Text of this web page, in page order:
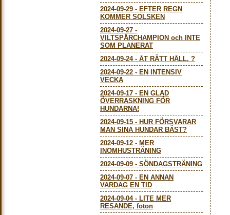
2024-09-29 - EFTER REGN
KOMMER SOLSKEN
2024-09-27 -
VILTSPÅRCHAMPION och INTE
SOM PLANERAT
2024-09-24- ÅT RÄTT HÅLL. ?
2024-09-22 - EN INTENSIV
VECKA
2024-09-17 - EN GLAD
ÖVERRASKNING FÖR
HUNDARNA!
2024-09-15 - HUR FÖRSVARAR
MAN SINA HUNDAR BÄST?
2024-09-12 - MER
INOMHUSTRÄNING
2024-09-09 - SÖNDAGSTRÄNING
2024-09-07 - EN ANNAN
VARDAG EN TID
2024-09-04- LITE MER
RESANDE, foton